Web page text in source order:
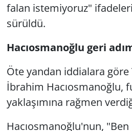
falan istemiyoruz"
sürüldü.
Hacıosmanoğlu geri
Öte yandan iddialara göre
İbrahim Hacıosmanoğlu,
yaklaşımına rağmen
Hacıosmanoğlu'nun,